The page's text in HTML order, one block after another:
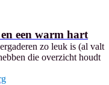
een warm hart
zo leuk is (al valt
die overzicht houdt